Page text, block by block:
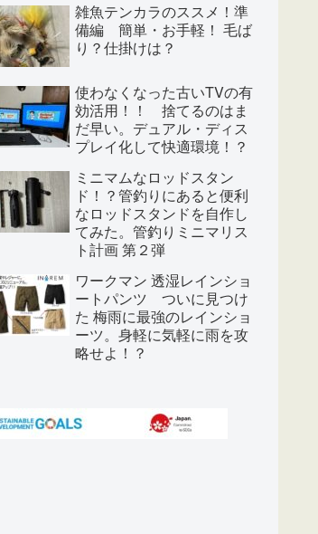
雑魚テンカラのススメ！準
備編 簡単・お手軽！ 毛ば
り？仕掛けは？
使わなくなった古いTVの有
効活用！！ 捨てるのはま
だ早い。デュアル・ディス
プレイ化して快適環境！？
ミニマムなロッドスタン
ド！？管釣りにあると便利
なロッドスタンドを自作し
てみた。管釣りミニマリス
ト計画 第２弾
ワークマン 透湿レインショ
ートパンツ ついに見つけ
た 梅雨に最強のレインショ
ーツ。身軽に気軽に雨を攻
略せよ！？